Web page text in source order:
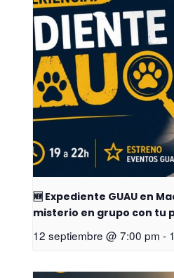
🆕 Expediente GUAU en
misterio en grupo con tu
12 septiembre @ 7:00 pm -